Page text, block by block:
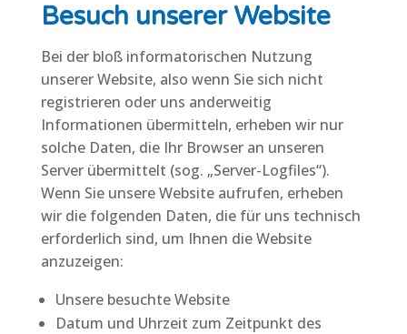
Besuch unserer Website
Bei der bloß informatorischen Nutzung
unserer Website, also wenn Sie sich nicht
registrieren oder uns anderweitig
Informationen übermitteln, erheben wir nur
solche Daten, die Ihr Browser an unseren
Server übermittelt (sog. „Server-Logfiles“).
Wenn Sie unsere Website aufrufen, erheben
wir die folgenden Daten, die für uns technisch
erforderlich sind, um Ihnen die Website
anzuzeigen:
Unsere besuchte Website
Datum und Uhrzeit zum Zeitpunkt des